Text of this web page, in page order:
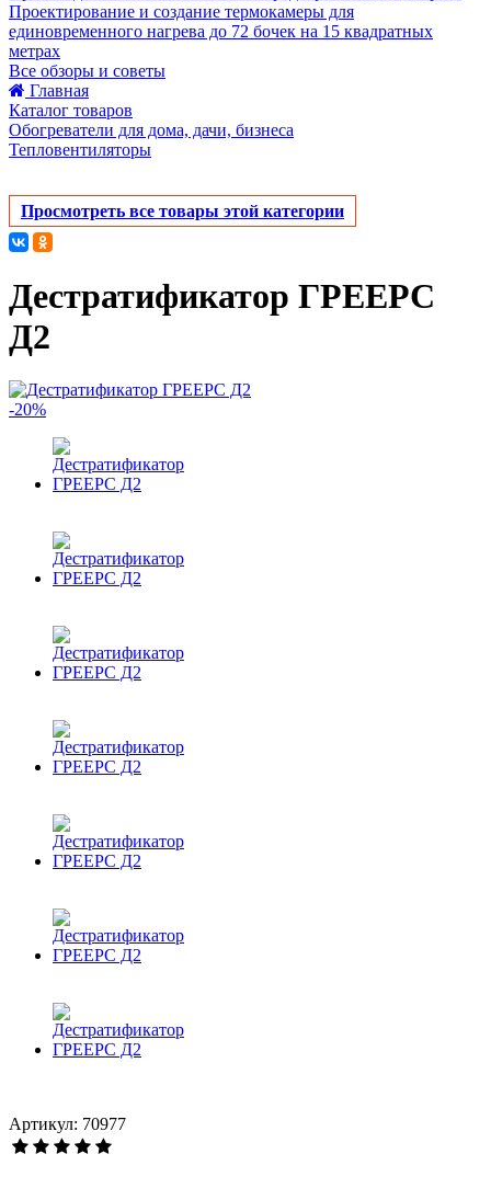
Проектирование и создание термокамеры для
единовременного нагрева до 72 бочек на 15 квадратных
метрах
Все обзоры и советы
Главная
Каталог товаров
Обогреватели для дома, дачи, бизнеса
Тепловентиляторы
Просмотреть все товары этой категории
Дестратификатор ГРЕЕРС
Д2
-20%
Артикул: 70977